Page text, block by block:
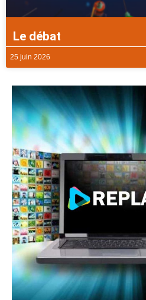
Le débat
25 juin 2026